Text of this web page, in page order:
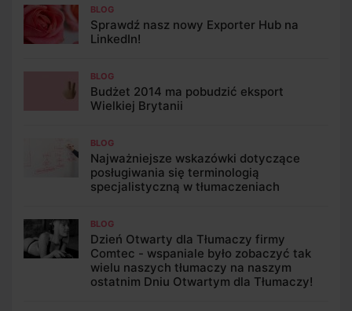
BLOG
Sprawdź nasz nowy Exporter Hub na
LinkedIn!
BLOG
Budżet 2014 ma pobudzić eksport
Wielkiej Brytanii
BLOG
Najważniejsze wskazówki dotyczące
posługiwania się terminologią
specjalistyczną w tłumaczeniach
BLOG
Dzień Otwarty dla Tłumaczy firmy
Comtec - wspaniale było zobaczyć tak
wielu naszych tłumaczy na naszym
ostatnim Dniu Otwartym dla Tłumaczy!